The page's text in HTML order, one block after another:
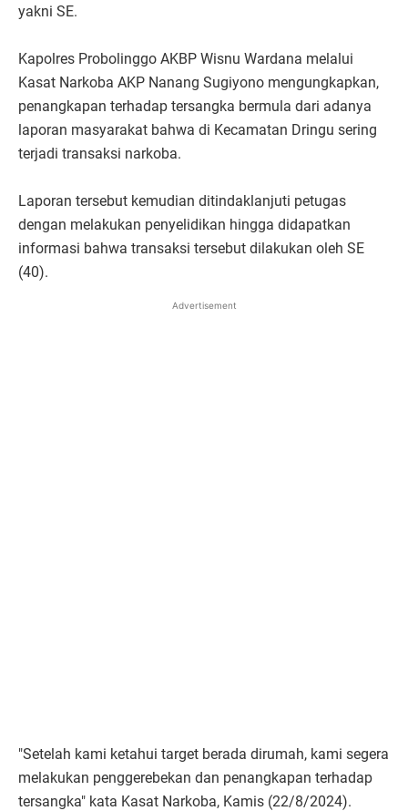
yakni SE.
Kapolres Probolinggo AKBP Wisnu Wardana melalui
Kasat Narkoba AKP Nanang Sugiyono mengungkapkan,
penangkapan terhadap tersangka bermula dari adanya
laporan masyarakat bahwa di Kecamatan Dringu sering
terjadi transaksi narkoba.
Laporan tersebut kemudian ditindaklanjuti petugas
dengan melakukan penyelidikan hingga didapatkan
informasi bahwa transaksi tersebut dilakukan oleh SE
(40).
Advertisement
"Setelah kami ketahui target berada dirumah, kami segera
melakukan penggerebekan dan penangkapan terhadap
tersangka" kata Kasat Narkoba, Kamis (22/8/2024).